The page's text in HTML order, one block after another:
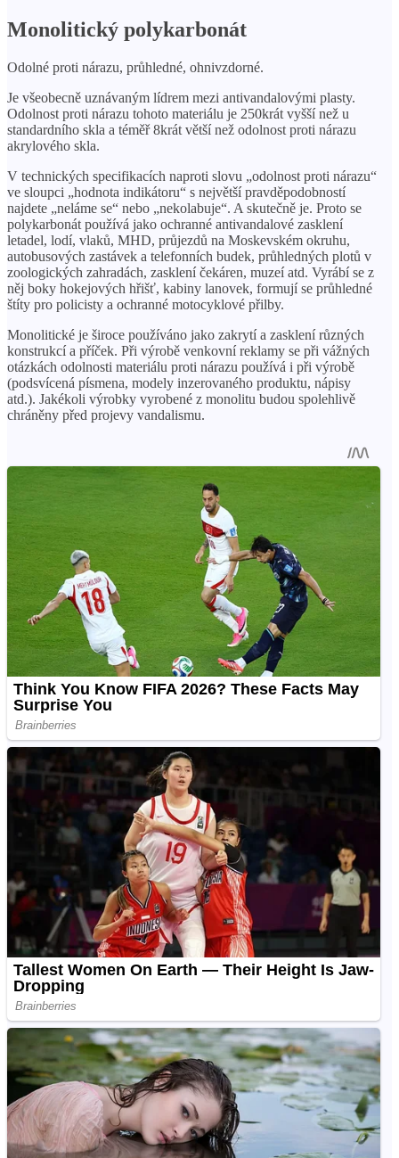
Monolitický polykarbonát
Odolné proti nárazu, průhledné, ohnivzdorné.
Je všeobecně uznávaným lídrem mezi antivandalovými plasty.
Odolnost proti nárazu tohoto materiálu je 250krát vyšší než u
standardního skla a téměř 8krát větší než odolnost proti nárazu
akrylového skla.
V technických specifikacích naproti slovu „odolnost proti nárazu“
ve sloupci „hodnota indikátoru“ s největší pravděpodobností
najdete „neláme se“ nebo „nekolabuje“. A skutečně je. Proto se
polykarbonát používá jako ochranné antivandalové zasklení
letadel, lodí, vlaků, MHD, průjezdů na Moskevském okruhu,
autobusových zastávek a telefonních budek, průhledných plotů v
zoologických zahradách, zasklení čekáren, muzeí atd. Vyrábí se z
něj boky hokejových hřišť, kabiny lanovek, formují se průhledné
štíty pro policisty a ochranné motocyklové přilby.
Monolitické je široce používáno jako zakrytí a zasklení různých
konstrukcí a příček. Při výrobě venkovní reklamy se při vážných
otázkách odolnosti materiálu proti nárazu používá i při výrobě
(podsvícená písmena, modely inzerovaného produktu, nápisy
atd.). Jakékoli výrobky vyrobené z monolitu budou spolehlivě
chráněny před projevy vandalismu.